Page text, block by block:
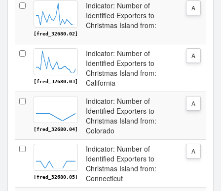
[fred_32680.02]
Indicator: Number of
Identified Exporters to
Christmas Island from:
A
[fred_32680.03]
Indicator: Number of
Identified Exporters to
Christmas Island from:
California
A
[fred_32680.04]
Indicator: Number of
Identified Exporters to
Christmas Island from:
Colorado
A
[fred_32680.05]
Indicator: Number of
Identified Exporters to
Christmas Island from:
Connecticut
A